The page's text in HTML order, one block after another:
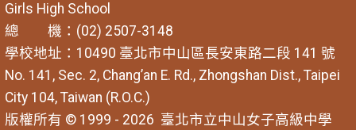
Girls High School
總 機：(02) 2507-3148
學校地址：10490 臺北市中山區長安東路二段 141 號
No. 141, Sec. 2, Chang’an E. Rd., Zhongshan Dist., Taipei
City 104, Taiwan (R.O.C.)
版權所有 © 1999 - 2026 臺北市立中山女子高級中學